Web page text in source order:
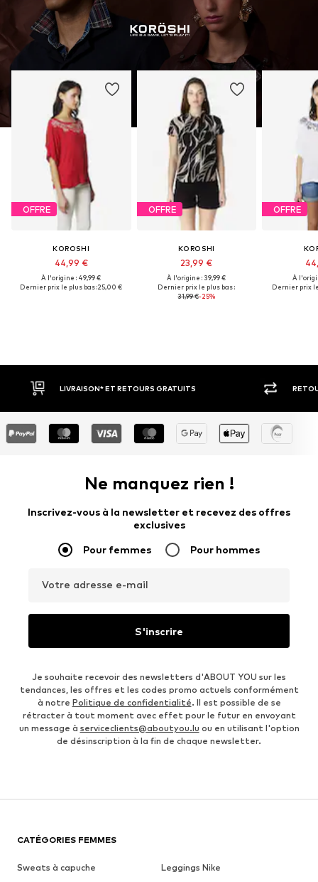
OFFRE
KOROSHI
44,99 €
À l'origine : 49,99 €
Dernier prix le plus bas :25,00 €
OFFRE
KOROSHI
23,99 €
À l'origine : 39,99 €
Dernier prix le plus bas :
31,99 €-25%
OFFRE
À
Dernier prix
RETOUR SOUS 30 JOURS
Ne manquez rien !
Inscrivez-vous à la newsletter et recevez des offres
exclusives
Pour femmes Pour hommes
Votre adresse e-mail
S'inscrire
Je souhaite recevoir des newsletters d'ABOUT YOU sur les
tendances, les offres et les codes promo actuels conformément
à notre Politique de confidentialité. Il est possible de se
rétracter à tout moment avec effet pour le futur en envoyant
un message à serviceclients@aboutyou.lu ou en utilisant l'option
de désinscription à la fin de chaque newsletter.
CATÉGORIES FEMMES
Sweats à capuche
Leggings Nike